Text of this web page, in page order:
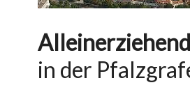
in der